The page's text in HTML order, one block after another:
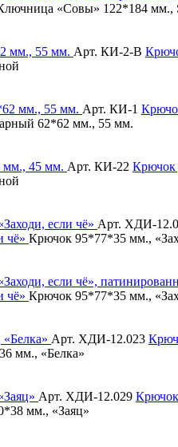
«Совы» 122*184 мм.,
Арт. КИ-2-В
Арт. КИ-1
62*62 мм., 55 мм.
Арт. КИ-22 Крючок
Арт. ХДИ-
чё» Крючок 95*77*35 мм.,
чё» Крючок 95*77*35 мм.,
Арт. ХДИ-12.023
мм., «Белка»
Арт. ХДИ-12.029
мм., «Заяц»